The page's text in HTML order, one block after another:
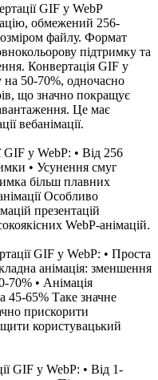
GIF у WebP
обмежений 256-
файлу. Формат
підтримку та
Конвертація GIF у
50-70%, одночасно
що значно покращує
Це має
вебанімації.
GIF у WebP: • Від 256
• Усунення смуг
більш плавних
Особливо
презентацій
WebP-анімацій.
GIF у WebP: • Проста
анімація: зменшення
• Анімація
45-65% Таке значне
прискорити
користувацький
GIF у WebP: • Від 1-